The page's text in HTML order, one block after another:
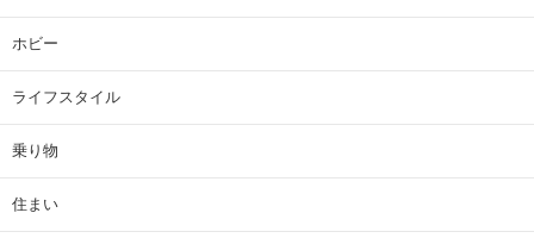
ホビー
ライフスタイル
乗り物
住まい